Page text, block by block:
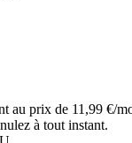
au prix de 11,99 €/
à tout instant.